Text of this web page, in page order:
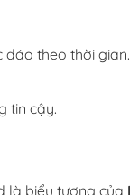
theo thời
tin cậy.
là biểu tượng của